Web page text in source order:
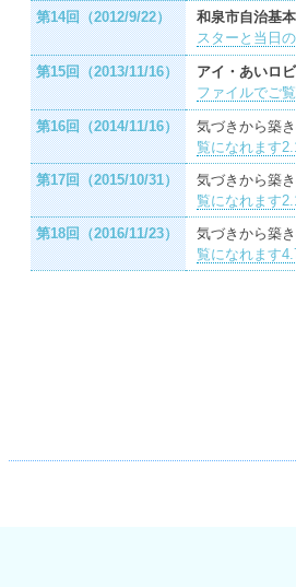
第14回（2012/9/22） 和泉市自治基
スターと当日
第15回（2013/11/16） アイ・あいロ
ファイルでご
第16回（2014/11/16）
気づきから築
覧になれます
第17回（2015/10/31）
気づきから築
覧になれます
第18回（2016/11/23）
気づきから築
覧になれます